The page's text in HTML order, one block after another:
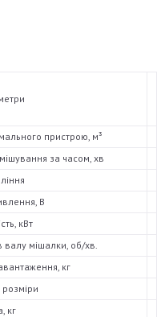
пристрою, м³
за часом, хв
В
кВт
валу мішалки, об/хв.
кг
розміри
кг